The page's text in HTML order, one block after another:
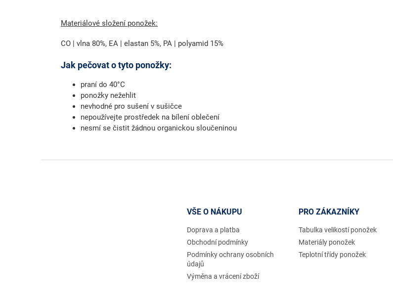
Materiálové složení ponožek:
CO | vlna 80%, EA | elastan 5%, PA | polyamid 15%
Jak pečovat o tyto ponožky:
praní do 40°C
ponožky nežehlit
nevhodné pro sušení v sušičce
nepoužívejte prostředek na bílení oblečení
nesmí se čistit žádnou organickou sloučeninou
VŠE O NÁKUPU
Doprava a platba
Obchodní podmínky
Podmínky ochrany osobních
údajů
Výměna a vrácení zboží
PRO ZÁKAZNÍKY
Tabulka velikostí ponožek
Materiály ponožek
Teplotní třídy ponožek